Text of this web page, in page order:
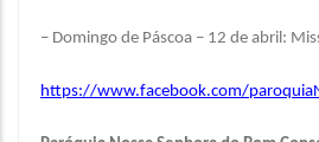
– Domingo de Páscoa – 12 de abril:
https://www.facebook.com/